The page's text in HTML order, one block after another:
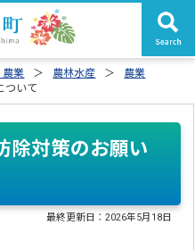
農業 農林水産
農業
ついて
除対策のお願い
最終更新日：2026年5月18日